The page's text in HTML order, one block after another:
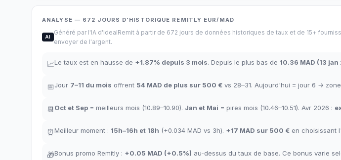
ANALYSE — 672 JOURS D'HISTORIQUE REMITLY EUR/MAD
AI
Généré par l'IA d'IdealRemit à partir de 672 jours de données historiques de taux et de 15+
envoyer de l'argent.
📈Le taux est en hausse de +1.87% depuis 3 mois. Depuis le plus bas de 10.36 MAD (13
📅Jour 7–11 du mois offrent 54 MAD de plus sur 500 € vs 28–31. Aujourd'hui = jour 6 →
📆Oct et Sep = meilleurs mois (10.89–10.90). Jan et Mai = pires mois (10.46–10.51). Avr 2026 :
⏰Meilleur moment : 15h–16h et 18h (+0.034 MAD vs 3h). +17 MAD sur 500 € en choisissant
🎁Bonus promo Remitly : +0.05 MAD (+0.5%) au-dessus du taux de base. Ce bonus varie